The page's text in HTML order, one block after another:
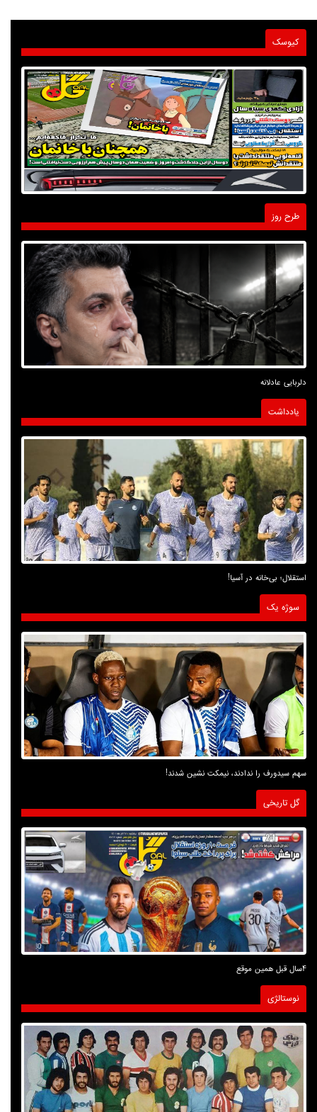
کیوسک
طرح روز
دلربایی عادلانه
یادداشت
استقلال؛ بی‌خانه در آسیا!
سوژه یک
سهم سیدورف را ندادند، نیمکت نشین شدند!
گل تاریخی
4سال قبل همین موقع
نوستالژی